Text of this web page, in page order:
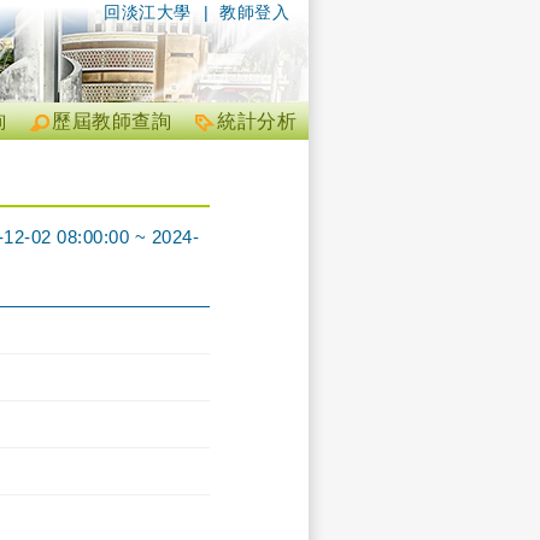
| 教師登入
回淡江大學
統計分析
歷屆教師查詢
02 08:00:00 ~ 2024-